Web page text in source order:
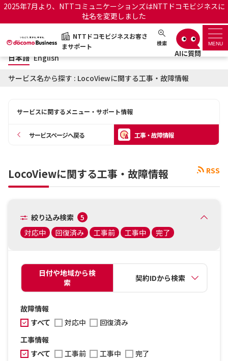
2025年7月より、NTTコミュニケーションズはNTTドコモビジネスに
社名を変更しました
NTTドコモビジネスお客さ
まサポート
検索 MENU
NTTドコモビジネスお客さまサポート 日本語 English
サポートトップ
OCNのお客さまはこちら
工事・故障情報通知サー
オフィシャルサイト
日本語 English
サービス名から探す : LocoViewに関する工事・故障情報
サービスに関するメニュー・サポート情報
サービスページへ戻る 工事・故障情報
RSS
LocoViewに関する工事・故障情報
絞り込み検索
5
対応中
回復済み 工事前 工事中 完了
日付や地域から検
索
契約IDから検索
故障情報
すべて
対応中
回復済み
工事情報
すべて
工事前 工事中
完了